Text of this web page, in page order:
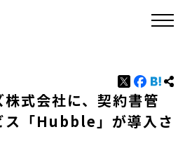
式会社に、契約書管
ス「Hubble」が導入さ